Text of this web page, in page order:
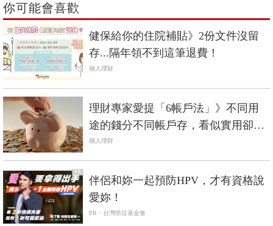
你可能會喜歡
健保給你的住院補貼》2份文件沒留
存...隔年領不到這筆退費！
個人理財
理財專家愛提「6帳戶法」》不同用
途的錢分不同帳戶存，看似實用卻容
易失敗的原因...
個人理財
PR
伴侶和妳一起預防HPV，才有資格說
愛妳！
PR・台灣癌症基金會